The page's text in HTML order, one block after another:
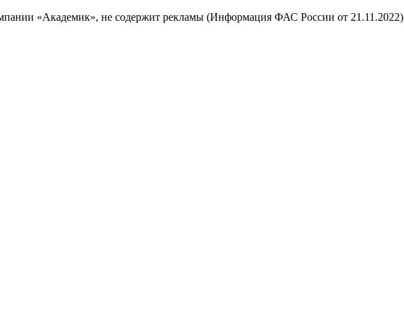
«Академик», не содержит рекламы (Информация ФАС России от 21.11.2022)